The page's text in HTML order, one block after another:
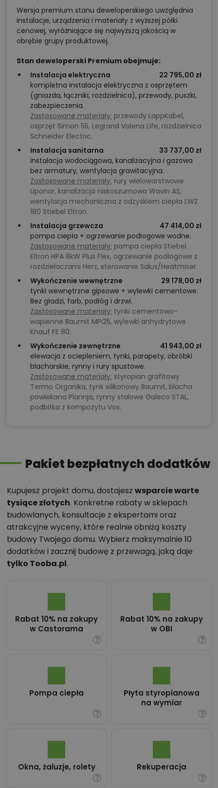
Wersja premium stanu deweloperskiego uwzględnia
instalacje, urządzenia i materiały z wyższej półki
cenowej, wyróżniające się najwyższą jakością w
obrębie grupy produktowej.
Stan deweloperski Premium obejmuje:
Instalacja elektryczna
22 795,00 zł
kompletna instalacja elektryczna z osprzętem
(gniazda, łączniki, rozdzielnica), przewody, puszki,
zabezpieczenia.
Zastosowane materiały: przewody LappKabel,
osprzęt Simon 55, Legrand Valena Life, rozdzielnica
Schneider Electric.
Instalacja sanitarna
33 737,00 zł
instalacja wodociągowa, kanalizacyjna i gazowa
bez armatury, wentylacja grawitacyjna.
Zastosowane materiały: rury wielowarstwowe
Uponor, kanalizacja niskoszumowa Wavin AS,
wentylacja mechaniczna z odzyskiem ciepła LWZ
180 Stiebel Eltron.
Instalacja grzewcza
47 414,00 zł
pompa ciepła + ogrzewanie podłogowe wodne.
Zastosowane materiały: pompa ciepła Stiebel
Eltron HPA 8kW Plus Flex, ogrzewanie podłogowe z
rozdzielaczami Herz, sterowanie Salus/Heatmiser.
Wykończenie wewnętrzne
29 178,00 zł
tynki wewnętrzne gipsowe + wylewki cementowe.
Bez gładzi, farb, podłóg i drzwi.
Zastosowane materiały: tynki cementowo-
wapienne Baumit MPI25, wylewki anhydrytowe
Knauf FE 80.
Wykończenie zewnętrzne
41 943,00 zł
elewacja z ociepleniem, tynki, parapety, obróbki
blacharskie, rynny i rury spustowe.
Zastosowane materiały: styropian grafitowy
Termo Organika, tynk silikonowy Baumit, blacha
powlekana Plannja, rynny stalowe Galeco STAL,
podbitka z kompozytu Vox.
Pakiet bezpłatnych dodatków
Kupujesz projekt domu, dostajesz wsparcie warte
tysiące złotych. Konkretne rabaty w sklepach
budowlanych, konsultacje z ekspertami oraz
atrakcyjne wyceny, które realnie obniżą koszty
budowy Twojego domu. Wybierz maksymalnie 10
dodatków i zacznij budowę z przewagą, jaką daje
tylko Tooba.pl.
Rabat 10% na zakupy
w Castorama
Rabat 10% na zakupy
w OBI
Pompa ciepła
Płyta styropianowa
na wymiar
Okna, żaluzje, rolety Rekuperacja